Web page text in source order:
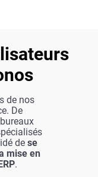
de nos
De
de se
mise en
.